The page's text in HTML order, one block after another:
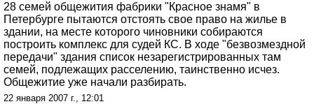
28 семей общежития фабрики "Красное знамя" в
Петербурге пытаются отстоять свое право на жилье в
здании, на месте которого чиновники собираются
построить комплекс для судей КС. В ходе "безвозмездной
передачи" здания список незарегистрированных там
семей, подлежащих расселению, таинственно исчез.
Общежитие уже начали разбирать.
22 января 2007 г., 12:01